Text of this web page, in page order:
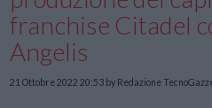
franchise Citadel
Angelis
21 Ottobre 2022 20:53 by Redazione